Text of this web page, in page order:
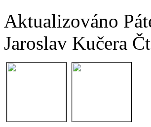
Aktualizováno
Jaroslav Kučera